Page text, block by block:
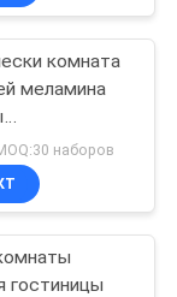
комната
меламина
наборов
гостиницы